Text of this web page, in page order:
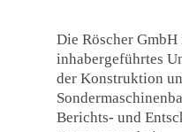
Die Röscher
inhabergeführtes
der Konstruktion
Berichts- und